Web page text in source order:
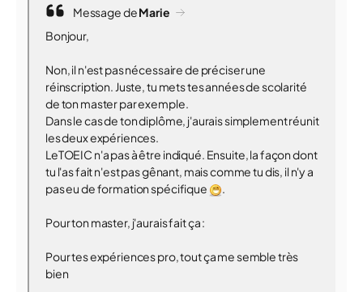
Message deMarie
Bonjour,
Non, il n'est pas nécessaire de préciser une
réinscription. Juste, tu mets tes années de scolarité
de ton master par exemple.
Dans le cas de ton diplôme, j'aurais simplement réunit
les deux expériences.
LeTOEIC n'a pas à être indiqué. Ensuite, la façon dont
tu l'as fait n'est pas gênant, mais comme tu dis, il n'y a
pas eu de formation spécifique
.
Pour ton master, j'aurais fait ça :
Pour tes expériences pro, tout ça me semble très
bien